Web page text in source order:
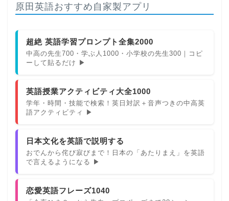
原田英語おすすめ自家製アプリ
超絶 英語学習プロンプト全集2000
中高の先生700・学ぶ人1000・小学校の先生300｜コピ
ーして貼るだけ ▶
英語授業アクティビティ大全1000
学年・時間・技能で検索！英日対訳＋音声つきの中高英
語アクティビティ ▶
日本文化を英語で説明する
おでんから侘び寂びまで！日本の「あたりまえ」を英語
で言えるようになる ▶
恋愛英語フレーズ1040